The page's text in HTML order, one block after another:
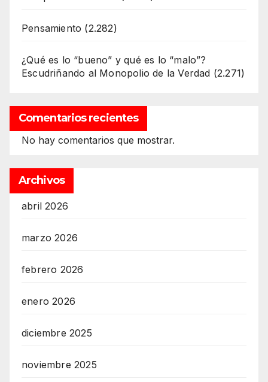
Pensamiento (2.282)
¿Qué es lo “bueno” y qué es lo “malo”?
Escudriñando al Monopolio de la Verdad (2.271)
Comentarios recientes
No hay comentarios que mostrar.
Archivos
abril 2026
marzo 2026
febrero 2026
enero 2026
diciembre 2025
noviembre 2025